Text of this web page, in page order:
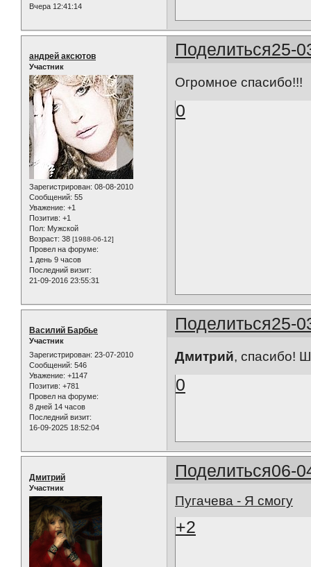
Вчера 12:41:14
Поделиться25-
андрей аксютов
Участник
Зарегистрирован: 08-08-2010
Сообщений: 55
Уважение: +1
Позитив: +1
Пол: Мужской
Возраст: 38 [1988-06-12]
Провел на форуме:
1 день 9 часов
Последний визит:
21-09-2016 23:55:31
Огромное спасибо!!!
0
Поделиться25-
Василий Барбье
Участник
Зарегистрирован: 23-07-2010
Сообщений: 546
Уважение: +1147
Позитив: +781
Провел на форуме:
8 дней 14 часов
Последний визит:
16-09-2025 18:52:04
Дмитрий, спасибо!
0
Поделиться06-
Дмитрий
Участник
Пугачева - Я смогу
+2